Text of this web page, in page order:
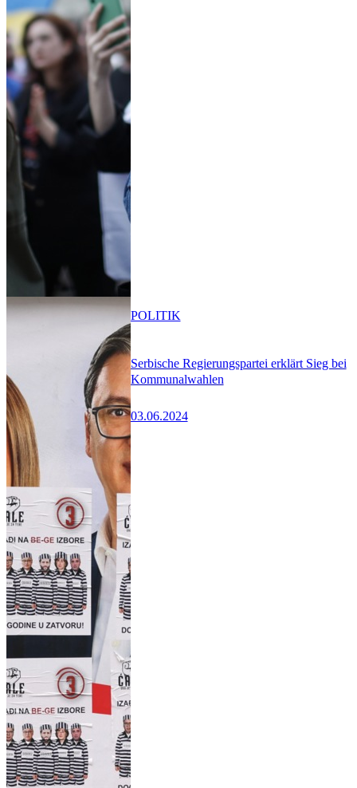
Serbische Regierungspartei erklärt Sieg bei
Kommunalwahlen
03.06.2024
POLITIK